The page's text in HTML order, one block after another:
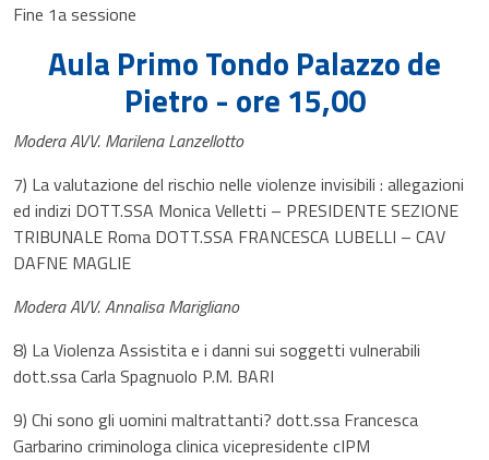
Fine 1a sessione
Aula Primo Tondo Palazzo de
Pietro - ore 15,00
Modera AVV. Marilena Lanzellotto
7) La valutazione del rischio nelle violenze invisibili : allegazioni
ed indizi DOTT.SSA Monica Velletti – PRESIDENTE SEZIONE
TRIBUNALE Roma DOTT.SSA FRANCESCA LUBELLI – CAV
DAFNE MAGLIE
Modera AVV. Annalisa Marigliano
8) La Violenza Assistita e i danni sui soggetti vulnerabili
dott.ssa Carla Spagnuolo P.M. BARI
9) Chi sono gli uomini maltrattanti? dott.ssa Francesca
Garbarino criminologa clinica vicepresidente cIPM